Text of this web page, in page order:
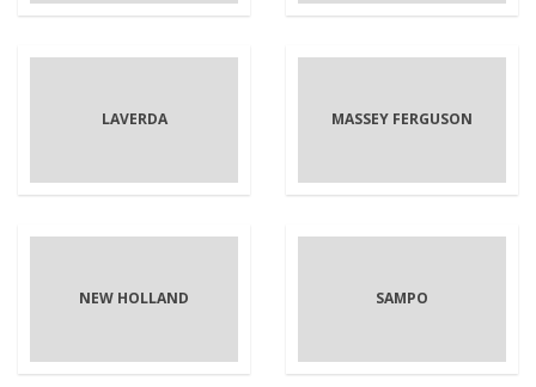
LAVERDA MASSEY FERGUSON
NEW HOLLAND SAMPO